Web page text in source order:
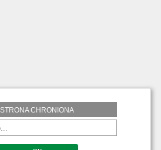
STRONA CHRONIONA